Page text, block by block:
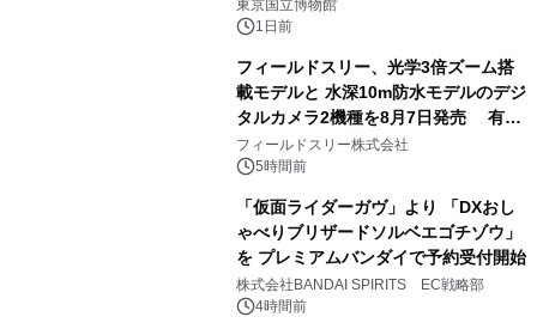
東京国立博物館
1日前
フィールドスリー、光学3倍ズーム搭
載モデルと 水深10m防水モデルのデジ
タルカメラ2機種を8月7日発売 有効
約1300万画素、用途別に選べるコンデ
ジ新登場
フィールドスリー株式会社
5時間前
「仮面ライダーガヴ」より 「DXおし
ゃべりブリザードソルベエゴチゾウ」
を プレミアムバンダイで予約受付開始
株式会社BANDAI SPIRITS EC戦略部
4時間前